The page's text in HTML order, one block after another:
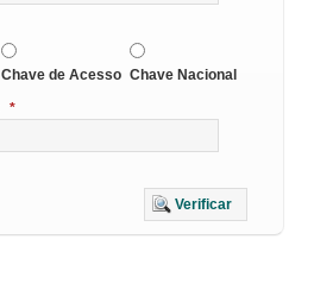
Chave de Acesso Chave Nacional
*
Verificar